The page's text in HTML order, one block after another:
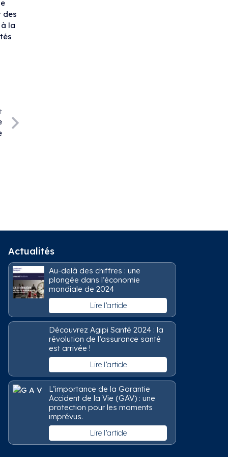
des
la
Actualités
Au-delà des chiffres : une
plongée dans l’économie
mondiale de 2024
Lire l’article
Découvrez Agipi Santé 2024 : la
révolution de l’assurance santé
est arrivée !
Lire l’article
L’importance de la Garantie
Accident de la Vie (GAV) : une
protection pour les moments
imprévus.
Lire l’article